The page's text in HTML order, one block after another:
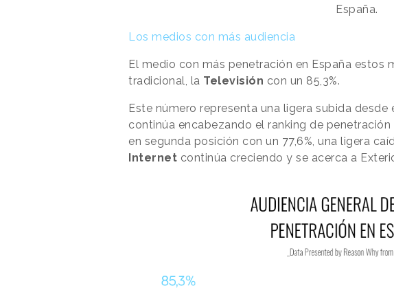
España.
Los medios con más audiencia
El medio con más penetración en España estos
tradicional, la Televisión con un 85,3%.
Este número representa una ligera subida desde
continúa encabezando el ranking de penetración
en segunda posición con un 77,6%, una ligera
Internet continúa creciendo y se acerca a